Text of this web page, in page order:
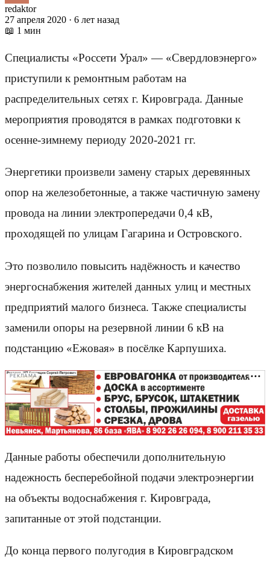
redaktor
27 апреля 2020 · 6 лет назад
📖 1 мин
Специалисты «Россети Урал» — «Свердловэнерго»
приступили к ремонтным работам на
распределительных сетях г. Кировграда. Данные
мероприятия проводятся в рамках подготовки к
осенне-зимнему периоду 2020-2021 гг.
Энергетики произвели замену старых деревянных
опор на железобетонные, а также частичную замену
провода на линии электропередачи 0,4 кВ,
проходящей по улицам Гагарина и Островского.
Это позволило повысить надёжность и качество
энергоснабжения жителей данных улиц и местных
предприятий малого бизнеса. Также специалисты
заменили опоры на резервной линии 6 кВ на
подстанцию «Ежовая» в посёлке Карпушиха.
РЕКЛАМА
Данные работы обеспечили дополнительную
надежность бесперебойной подачи электроэнергии
на объекты водоснабжения г. Кировграда,
запитанные от этой подстанции.
До конца первого полугодия в Кировградском